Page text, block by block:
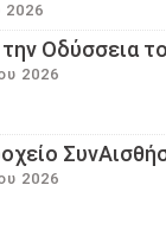
2026
την Οδύσσεια
2026
2026